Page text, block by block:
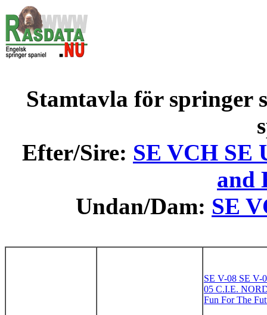
Stamtavla för springer
Efter/Sire: SE VCH SE
and
Undan/Dam: SE
SE V-08 SE V-
05 C.I.E.
Fun For The